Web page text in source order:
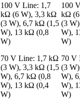
100 V Line: 1,7
kΩ (6 W), 3,3 kΩ
(3 W), 6,7 kΩ (1,5
W), 13 kΩ (0,8
W)
70 V Line: 1,7 kΩ
(3 W), 3,3 kΩ (1,5
W), 6,7 kΩ (0,8
W), 13 kΩ (0,4
W)
100
kΩ
(3
W),
W)
70 V
(3
W),
W),
W)